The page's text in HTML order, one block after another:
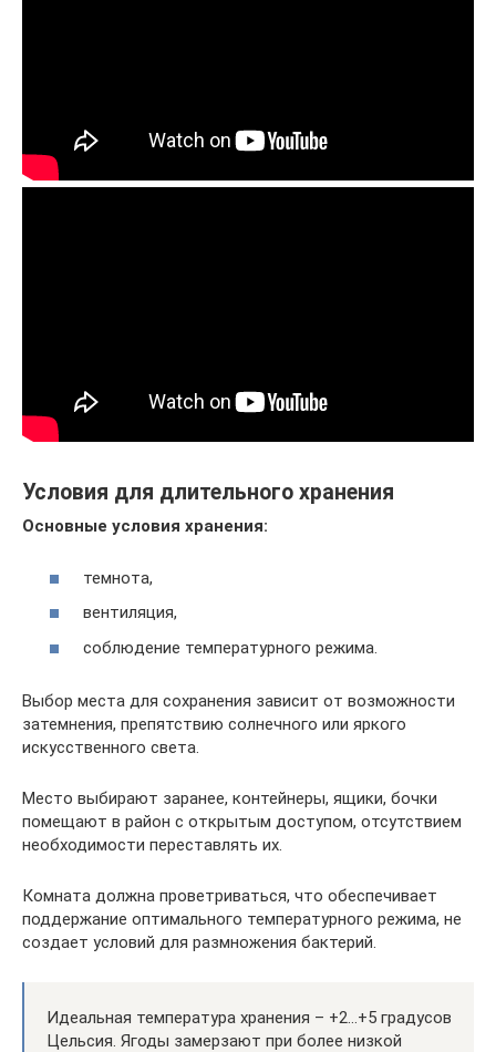
Условия для длительного хранения
Основные условия хранения:
темнота,
вентиляция,
соблюдение температурного режима.
Выбор места для сохранения зависит от возможности
затемнения, препятствию солнечного или яркого
искусственного света.
Место выбирают заранее, контейнеры, ящики, бочки
помещают в район с открытым доступом, отсутствием
необходимости переставлять их.
Комната должна проветриваться, что обеспечивает
поддержание оптимального температурного режима, не
создает условий для размножения бактерий.
Идеальная температура хранения – +2…+5 градусов
Цельсия. Ягоды замерзают при более низкой